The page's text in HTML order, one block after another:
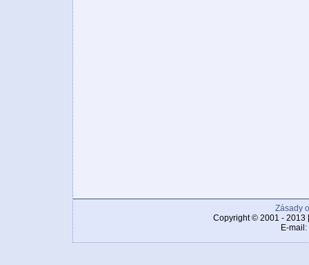
Zásady
Copyright © 2001 - 2013
E-mail: